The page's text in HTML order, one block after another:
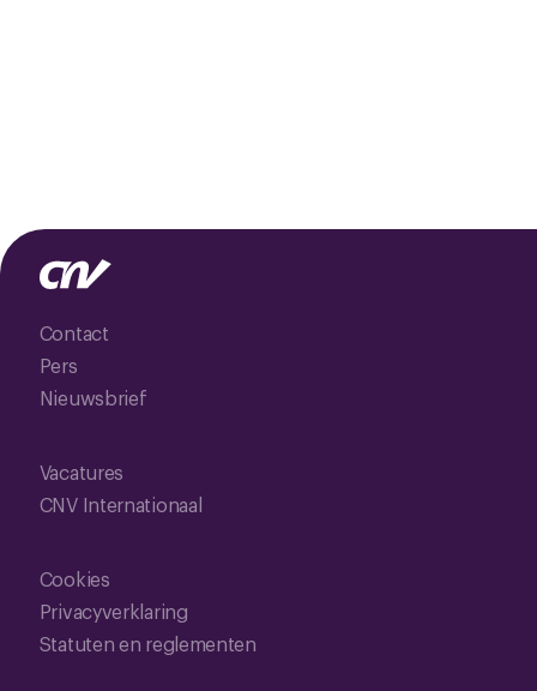
Contact
Pers
Nieuwsbrief
Vacatures
CNV Internationaal
Cookies
Privacyverklaring
Statuten en reglementen